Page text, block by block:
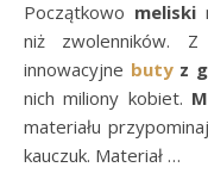
Początkowo meliski
niż zwolenników.
innowacyjne butyz
nich miliony kobiet.
materiału
kauczuk. Materiał …